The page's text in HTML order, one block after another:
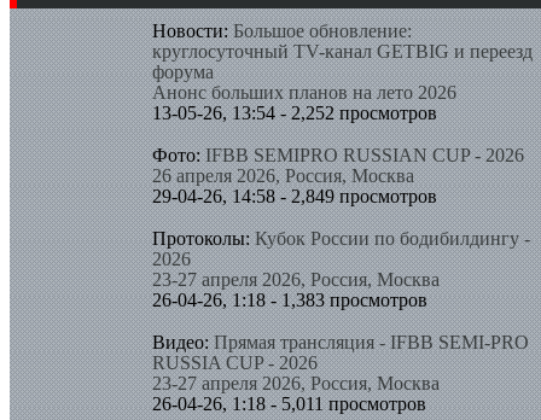
Новости: Большое обновление:
круглосуточный TV-канал GETBIG и переезд
форума
Анонс больших планов на лето 2026
13-05-26, 13:54 - 2,252 просмотров
Фото: IFBB SEMIPRO RUSSIAN CUP - 2026
26 апреля 2026, Россия, Москва
29-04-26, 14:58 - 2,849 просмотров
Протоколы: Кубок России по бодибилдингу -
2026
23-27 апреля 2026, Россия, Москва
26-04-26, 1:18 - 1,383 просмотров
Видео: Прямая трансляция - IFBB SEMI-PRO
RUSSIA CUP - 2026
23-27 апреля 2026, Россия, Москва
26-04-26, 1:18 - 5,011 просмотров